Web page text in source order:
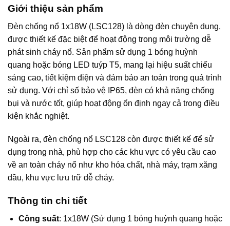
Giới thiệu sản phẩm
Đèn chống nổ 1x18W (LSC128) là dòng đèn chuyên dụng,
được thiết kế đặc biệt để hoạt động trong môi trường dễ
phát sinh cháy nổ. Sản phẩm sử dụng 1 bóng huỳnh
quang hoặc bóng LED tuýp T5, mang lại hiệu suất chiếu
sáng cao, tiết kiệm điện và đảm bảo an toàn trong quá trình
sử dụng. Với chỉ số bảo vệ IP65, đèn có khả năng chống
bụi và nước tốt, giúp hoạt động ổn định ngay cả trong điều
kiện khắc nghiệt.
Ngoài ra, đèn chống nổ LSC128 còn được thiết kế để sử
dụng trong nhà, phù hợp cho các khu vực có yêu cầu cao
về an toàn cháy nổ như kho hóa chất, nhà máy, trạm xăng
dầu, khu vực lưu trữ dễ cháy.
Thông tin chi tiết
Công suất: 1x18W (Sử dụng 1 bóng huỳnh quang hoặc